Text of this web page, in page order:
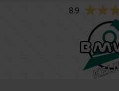
8.9